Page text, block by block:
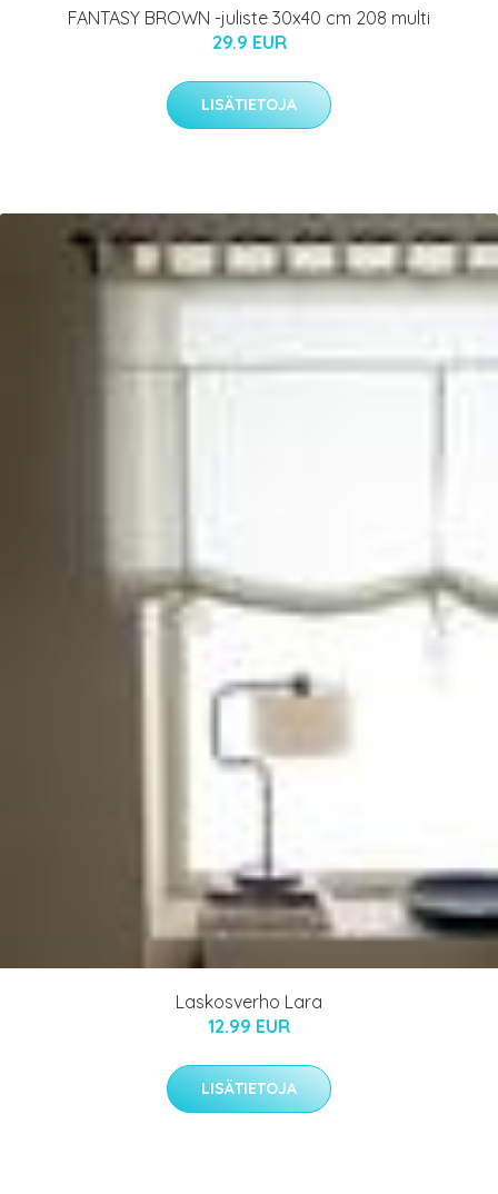
FANTASY BROWN -juliste 30x40 cm 208 multi
29.9 EUR
LISÄTIETOJA
Laskosverho Lara
12.99 EUR
LISÄTIETOJA